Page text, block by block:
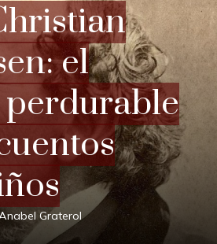
el
perdurable
Graterol